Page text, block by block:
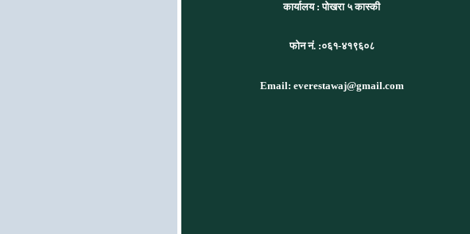
कार्यालय :पोखरा ५ कास्की
फोन नं. :०६१-४१९६०८
Email: everestawaj@gmail.com